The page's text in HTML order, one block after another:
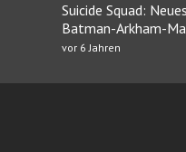
Suicide Squad:
Batman-Arkham-
vor 6 Jahren